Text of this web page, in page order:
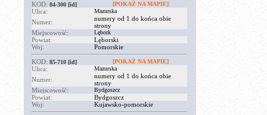
KOD: 84-300 [id] [POKAŻ NA MAPIE]
Ulica: Mazurska
Numer:
numery od 1 do końca obie
strony
Miejscowość:
Lębork
Powiat:
Lęborski
Woj:
Pomorskie
KOD: 85-710 [id] [POKAŻ NA MAPIE]
Ulica: Mazurska
Numer:
numery od 1 do końca obie
strony
Miejscowość:
Bydgoszcz
Powiat:
Bydgoszcz
Woj:
Kujawsko-pomorskie